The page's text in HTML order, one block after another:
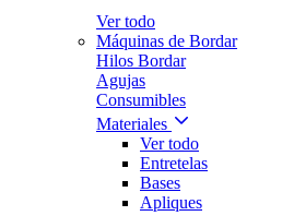
Ver todo
Máquinas de Bordar
Hilos Bordar
Agujas
Consumibles
Materiales
Ver todo
Entretelas
Bases
Apliques